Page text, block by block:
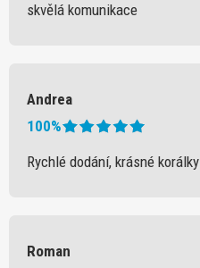
skvělá komunikace
Andrea
100%
Rychlé dodání, krásné korálky
Roman